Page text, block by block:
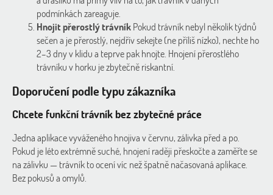
podmínkách zareaguje.
Hnojit přerostlý trávníkPokud trávník nebyl několik týdnů
sečen a je přerostlý, nejdřív sekejte (ne příliš nízko), nechte ho
2–3 dny v klidu a teprve pak hnojte. Hnojení přerostlého
trávníku v horku je zbytečně riskantní.
Doporučení podle typu zákazníka
Chcete funkční trávník bez zbytečné práce
Jedna aplikace vyváženého hnojiva v červnu, zálivka před a po.
Pokud je léto extrémně suché, hnojení raději přeskočte a zaměřte se
na zálivku — trávník to ocení víc než špatně načasovaná aplikace.
Bez pokusů a omylů.